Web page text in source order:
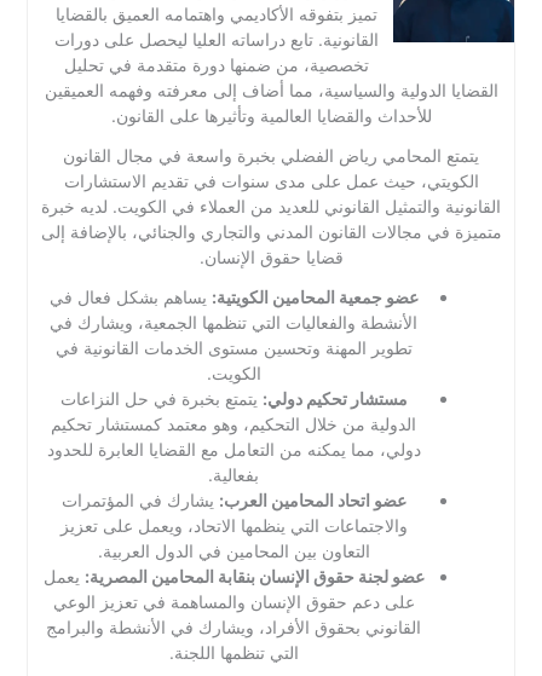
تميز بتفوقه الأكاديمي واهتمامه العميق بالقضايا
القانونية. تابع دراساته العليا ليحصل على دورات
تخصصية، من ضمنها دورة متقدمة في تحليل
القضايا الدولية والسياسية، مما أضاف إلى معرفته وفهمه العميقين
للأحداث والقضايا العالمية وتأثيرها على القانون.
يتمتع المحامي رياض الفضلي بخبرة واسعة في مجال القانون
الكويتي، حيث عمل على مدى سنوات في تقديم الاستشارات
القانونية والتمثيل القانوني للعديد من العملاء في الكويت. لديه خبرة
متميزة في مجالات القانون المدني والتجاري والجنائي، بالإضافة إلى
قضايا حقوق الإنسان.
عضو جمعية المحامين الكويتية: يساهم بشكل فعال في
الأنشطة والفعاليات التي تنظمها الجمعية، ويشارك في
تطوير المهنة وتحسين مستوى الخدمات القانونية في
الكويت.
مستشار تحكيم دولي: يتمتع بخبرة في حل النزاعات
الدولية من خلال التحكيم، وهو معتمد كمستشار تحكيم
دولي، مما يمكنه من التعامل مع القضايا العابرة للحدود
بفعالية.
عضو اتحاد المحامين العرب: يشارك في المؤتمرات
والاجتماعات التي ينظمها الاتحاد، ويعمل على تعزيز
التعاون بين المحامين في الدول العربية.
عضو لجنة حقوق الإنسان بنقابة المحامين المصرية: يعمل
على دعم حقوق الإنسان والمساهمة في تعزيز الوعي
القانوني بحقوق الأفراد، ويشارك في الأنشطة والبرامج
التي تنظمها اللجنة.